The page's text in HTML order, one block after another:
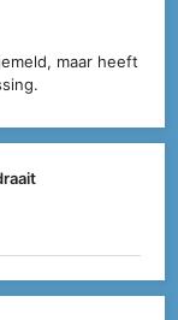
maar heeft